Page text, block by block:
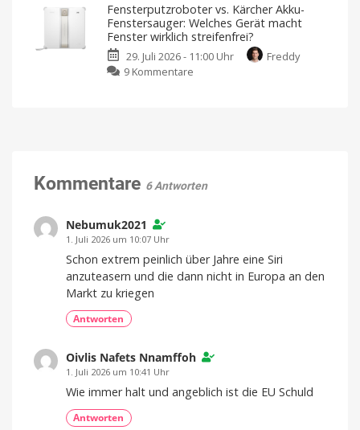
Deutschland
Ab
sofort
119,99
Euro
Smart
Home-
Portfolio:
Vollintegrierte
Sicherheitskameras
Fensterputzroboter vs. Kärcher Akku-
Fenstersauger: Welches Gerät macht
Fenster wirklich streifenfrei?
29. Juli 2026 - 11:00 Uhr
Freddy
9 Kommentare
macht
Vergleich
Kommentare 6 Antworten
Nebumuk2021
1. Juli 2026 um 10:07 Uhr
Schon extrem peinlich über Jahre eine Siri
anzuteasern und die dann nicht in Europa an den
Markt zu kriegen
Antworten
Oivlis Nafets Nnamffoh
1. Juli 2026 um 10:41 Uhr
Wie immer halt und angeblich ist die EU Schuld
Antworten